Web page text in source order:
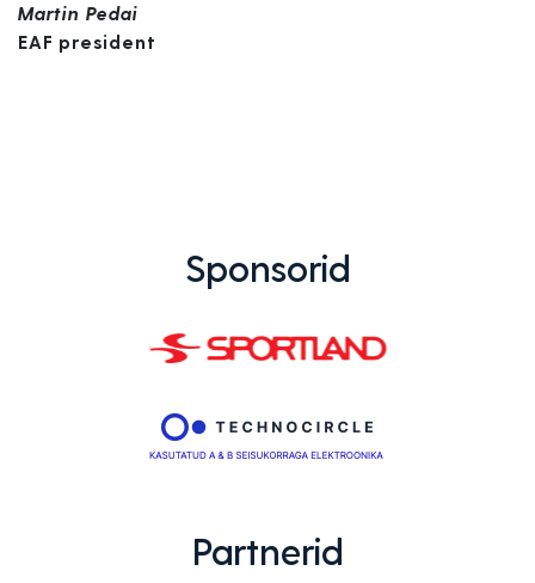
Martin Pedai
EAF president
Sponsorid
Partnerid